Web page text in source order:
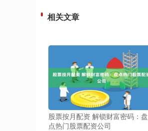
相关文章
股票按月配资 解锁财富密码：盘
点热门股票配资公司